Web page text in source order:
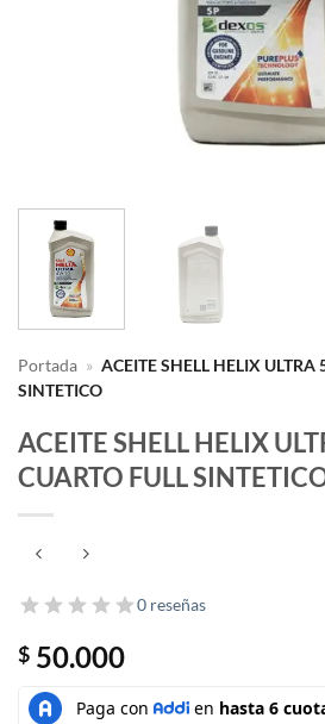
Portada » ACEITE SHELL HELIX
SINTETICO
ACEITE SHELL HELIX
CUARTO FULL
0 reseñas
$ 50.000